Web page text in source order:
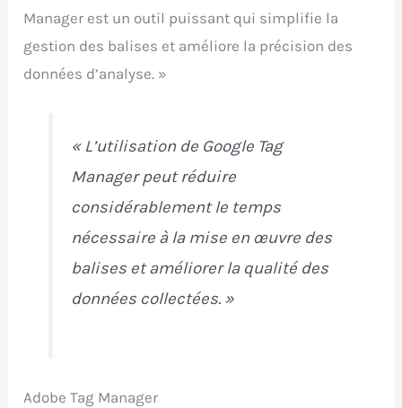
Manager est un outil puissant qui simplifie la
gestion des balises et améliore la précision des
données d’analyse. »
« L’utilisation de Google Tag
Manager peut réduire
considérablement le temps
nécessaire à la mise en œuvre des
balises et améliorer la qualité des
données collectées. »
Adobe Tag Manager